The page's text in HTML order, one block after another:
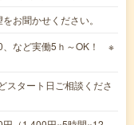
お聞かせください。
、など実働5ｈ～OK！ ※
タート日ご相談くださ